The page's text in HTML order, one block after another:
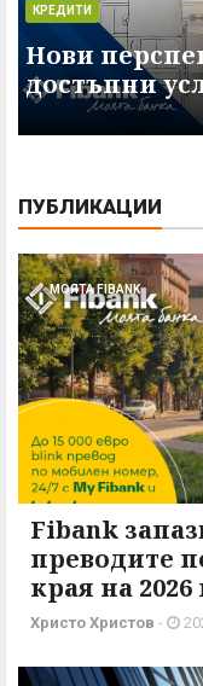
КРЕДИТИ
Нови
достъпни
ПУБЛИКАЦИИ
МОЯТА FIBANK
Fibank
преводите
края на 2026
Христо Христов -